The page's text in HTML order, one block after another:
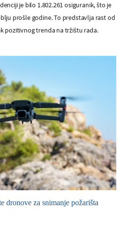
je bilo 1.802.261 osiguranik, što je
prošle godine. To predstavlja rast od
pozitivnog trenda na tržištu rada.
dronove za snimanje požarišta